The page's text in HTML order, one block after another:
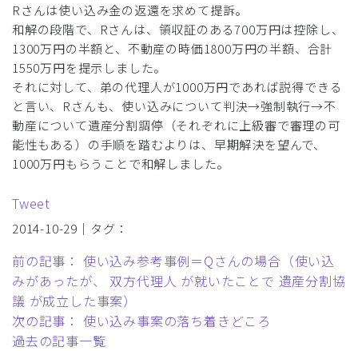
Rさんは使い込み金の返還を求めて提訴。
和解の段階で、Rさんは、領収証のある700万円は控除し、
1300万円の半額と、不動産の時価1800万円の半額、合計
1550万円を提示しました。
それに対して、弟の代理人が1000万円であれば説得できる
と言い、Rさんも、使い込みについて判決→強制執行→不
動産について遺産分割調停（それぞれに上級審で審理の可
能性もある）の手順を踏むよりは、早期解決を望んで、
1000万円もらうことで和解しました。
Tweet
2014-10-29｜タグ：
前の記事： 使い込み参考事例＝Qさんの場合（使い込
みがあったが、 双方代理人 が就いたことで 遺産分割協
議 が成立した事案）
次の記事： 使い込み事案の落ち着きどころ
過去の記事一覧